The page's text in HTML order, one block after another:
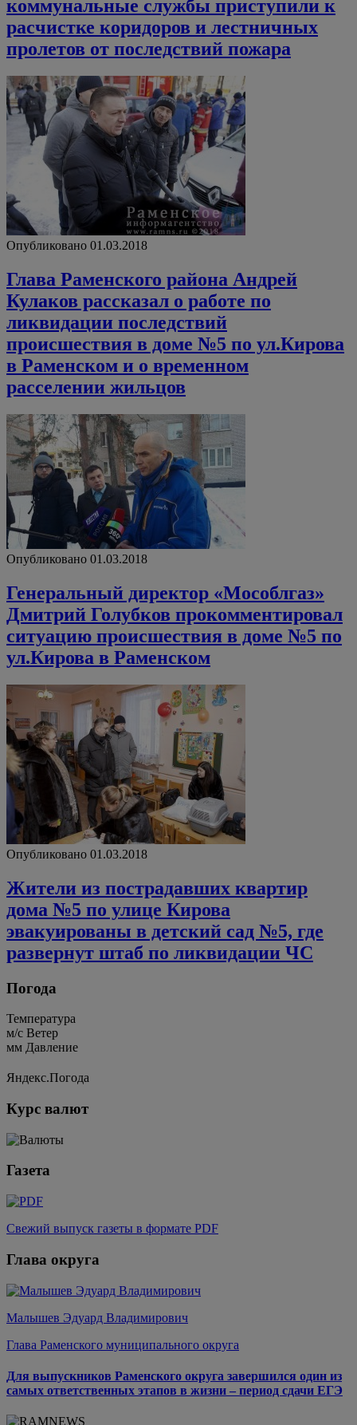
коммунальные службы приступили к
расчистке коридоров и лестничных
пролетов от последствий пожара
Опубликовано 01.03.2018
Глава Раменского района Андрей
Кулаков рассказал о работе по
ликвидации последствий
происшествия в доме №5 по ул.Кирова
в Раменском и о временном
расселении жильцов
Опубликовано 01.03.2018
Генеральный директор «Мособлгаз»
Дмитрий Голубков прокомментировал
ситуацию происшествия в доме №5 по
ул.Кирова в Раменском
Опубликовано 01.03.2018
Жители из пострадавших квартир
дома №5 по улице Кирова
эвакуированы в детский сад №5, где
развернут штаб по ликвидации ЧС
Погода
Температура
м/c Ветер
мм Давление
Яндекс.Погода
Курс валют
Газета
Свежий выпуск газеты в формате PDF
Глава округа
Малышев Эдуард Владимирович
Глава Раменского муниципального округа
Для выпускников Раменского округа завершился один из
самых ответственных этапов в жизни – период сдачи ЕГЭ